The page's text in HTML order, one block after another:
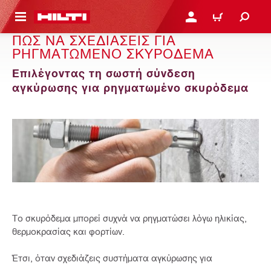
ΕΛΕΓΞΕΙΣ ΤΟ ΠΑΚΕΤΟ ΠΟΥ ΕΧΕΙΣ ΦΤΙΑΞΕΙ ΚΆΝΕ ΣΎΝΔΕΣΗ Ή
ΚΑΛΆΘΙ
ΠΩΣ ΝΑ ΣΧΕΔΙΑΣΕΙΣ ΓΙΑ
ΡΗΓΜΑΤΩΜΕΝΟ ΣΚΥΡΟΔΕΜΑ
Επιλέγοντας τη σωστή σύνδεση
αγκύρωσης για ρηγματωμένο σκυρόδεμα
Το σκυρόδεμα μπορεί συχνά να ρηγματώσει λόγω ηλικίας,
θερμοκρασίας και φορτίων.
Έτσι, όταν σχεδιάζεις συστήματα αγκύρωσης για